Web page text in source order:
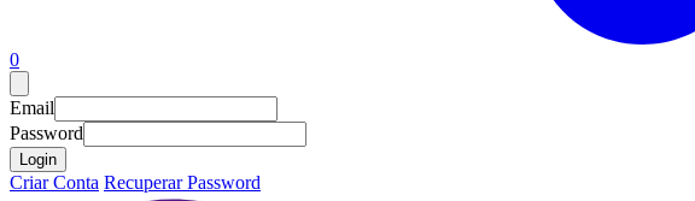
0
Email
Password
Login
Criar Conta Recuperar Password